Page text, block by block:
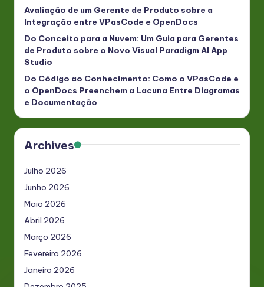
Avaliação de um Gerente de Produto sobre a
Integração entre VPasCode e OpenDocs
Do Conceito para a Nuvem: Um Guia para Gerentes
de Produto sobre o Novo Visual Paradigm AI App
Studio
Do Código ao Conhecimento: Como o VPasCode e
o OpenDocs Preenchem a Lacuna Entre Diagramas
e Documentação
Archives
Julho 2026
Junho 2026
Maio 2026
Abril 2026
Março 2026
Fevereiro 2026
Janeiro 2026